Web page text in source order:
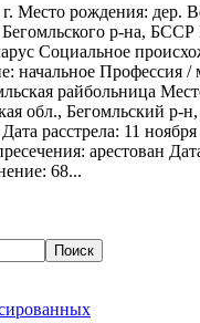
Место рождения: дер.
Бегомльского р-на,
Социальное
начальное Профессия /
райбольница
обл., Бегомльский р-
расстрела: 11
арестован
68...
Поиск